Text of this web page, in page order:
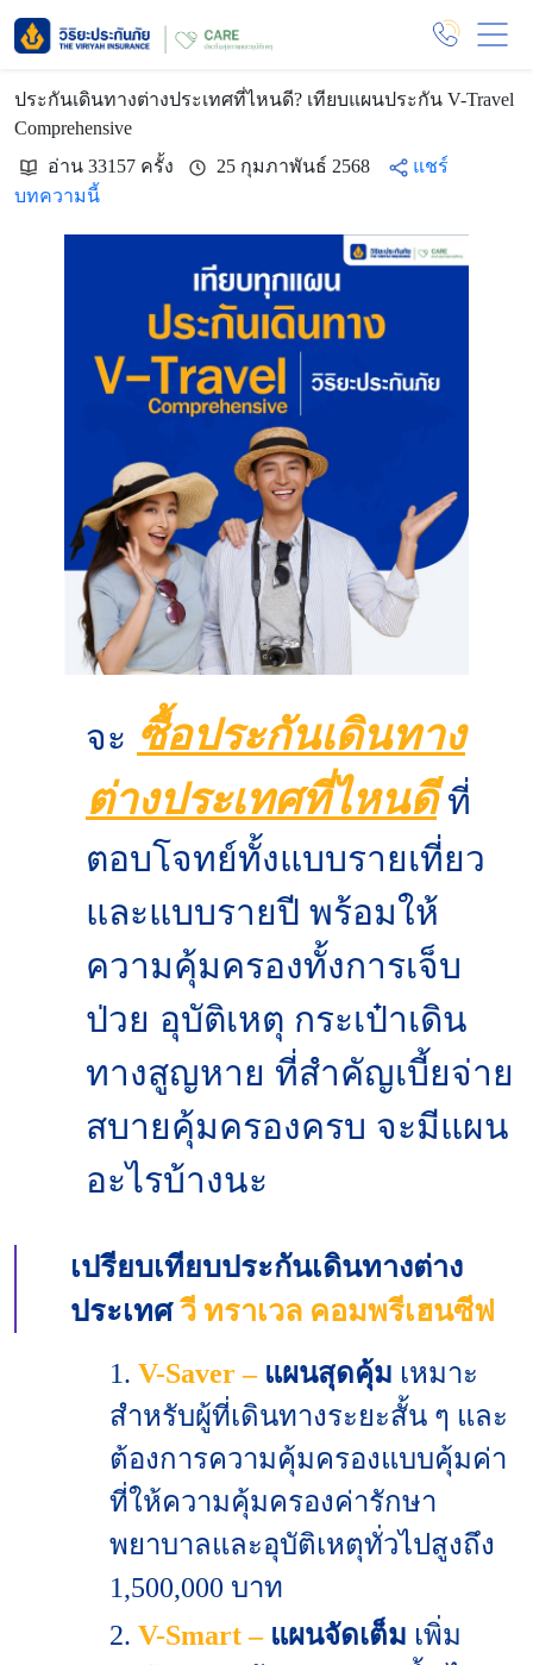
ประกันเดินทางต่างประเทศที่ไหนดี? เทียบแผนประกัน V-Travel
Comprehensive
อ่าน 33157 ครั้ง
25 กุมภาพันธ์ 2568
แชร์
บทความนี้
จะ ซื้อประกันเดินทาง
ต่างประเทศที่ไหนดี ที่
ตอบโจทย์ทั้งแบบรายเที่ยว
และแบบรายปี พร้อมให้
ความคุ้มครองทั้งการเจ็บ
ป่วย อุบัติเหตุ กระเป๋าเดิน
ทางสูญหาย ที่สำคัญเบี้ยจ่าย
สบายคุ้มครองครบ จะมีแผน
อะไรบ้างนะ
เปรียบเทียบประกันเดินทางต่าง
ประเทศวี ทราเวล คอมพรีเฮนซีฟ
1. V-Saver – แผนสุดคุ้ม เหมาะ
สำหรับผู้ที่เดินทางระยะสั้น ๆ และ
ต้องการความคุ้มครองแบบคุ้มค่า
ที่ให้ความคุ้มครองค่ารักษา
พยาบาลและอุบัติเหตุทั่วไปสูงถึง
1,500,000 บาท
2. V-Smart – แผนจัดเต็ม เพิ่ม